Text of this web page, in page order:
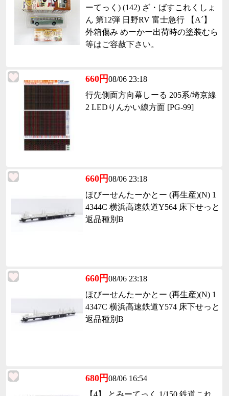
ーてっく) (142) ざ・ばすこれくしょ
ん 第12弾 日野RV 富士急行 【A´】
外箱傷み めーかー出荷時の塗装むら
等はご容赦下さい。
660円08/06 23:18
行先側面方向幕しーる 205系/埼京線
2 LEDりんかい線方面 [PG-99]
660円08/06 23:18
ほびーせんたーかとー (再生産)(N) 1
4344C 横浜高速鉄道Y564 床下せっと
返品種別B
660円08/06 23:18
ほびーせんたーかとー (再生産)(N) 1
4347C 横浜高速鉄道Y574 床下せっと
返品種別B
680円08/06 16:54
【4】 とみーてっく 1/150 鉄道これ